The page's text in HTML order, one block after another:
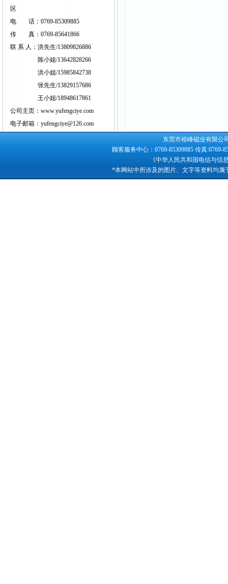
区
电 话：0769-85309885
传 真：0769-85641866
联 系 人：洪先生/13809826886
陈小姐/13642828266
洪小姐/15985842738
张先生/13829157686
王小姐/18948617861
公司主页：www.yufengciye.com
电子邮箱：yufengciye@126.com
东莞市裕峰磁业有限公
顾客服务中心：0769-85309885 传真:0769-
《中华人民共和国电信与信
*本网站中所涉及的图片、文字等资料均